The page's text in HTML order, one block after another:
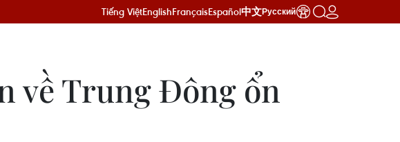
Tiếng ViệtEnglishFrançaisEspañol中文Русский
về Trung Đông ổn